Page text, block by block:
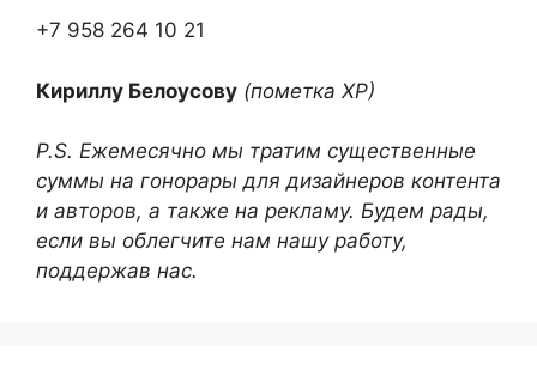
+7 958 264 10 21
Кириллу Белоусову (пометка ХР)
P.S. Ежемесячно мы тратим существенные
суммы на гонорары для дизайнеров контента
и авторов, а также на рекламу. Будем рады,
если вы облегчите нам нашу работу,
поддержав нас.